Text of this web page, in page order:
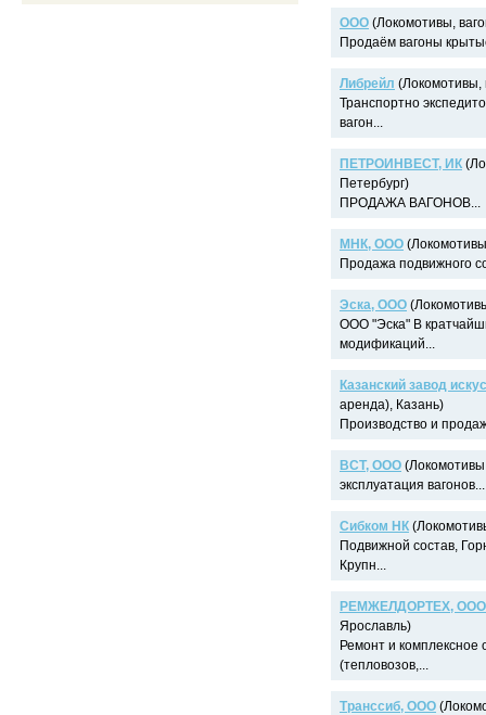
ООО (Локомотивы,
Продаём вагоны
Либрейл (Локомотивы,
Транспортно
вагон...
ПЕТРОИНВЕСТ, ИК
Петербург)
ПРОДАЖА ВАГОНОВ...
МНК, ООО
Продажа подвижного
Эска, ООО
ООО "Эска" В
модификаций...
Казанский завод
аренда), Казань)
Производство и
ВСТ, ООО
эксплуатация вагонов...
Сибком НК
Подвижной состав,
Крупн...
РЕМЖЕЛДОРТЕХ, ООО
Ярославль)
Ремонт и
(тепловозов,...
Транссиб, ООО